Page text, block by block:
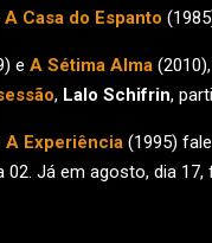
A Casa do Espanto
e A Sétima Alma
, Lalo Schifrin,
A Experiência (1995)
02. Já em agosto, dia 17,